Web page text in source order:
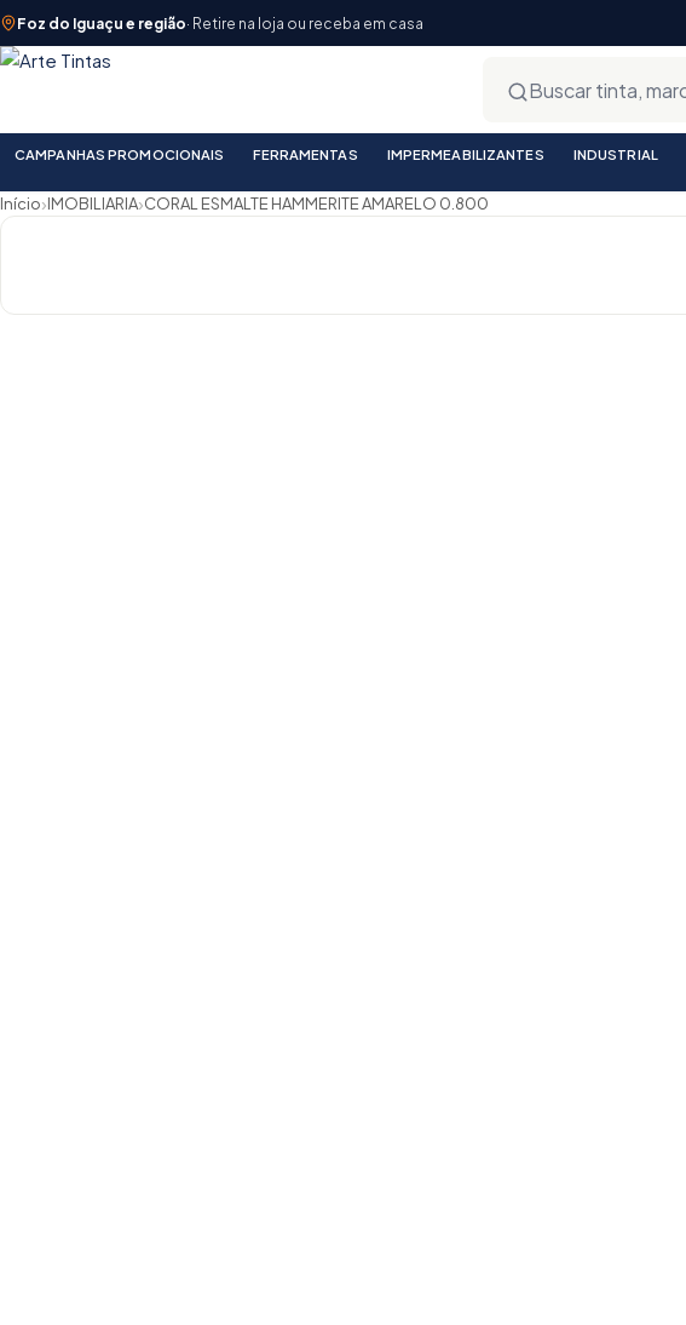
Foz do Iguaçu e região· Retire na loja ou receba em casa
CAMPANHAS PROMOCIONAIS FERRAMENTAS IMPERMEABILIZANTES INDUSTRIAL
Início›IMOBILIARIA›CORAL ESMALTE HAMMERITE AMARELO 0.800